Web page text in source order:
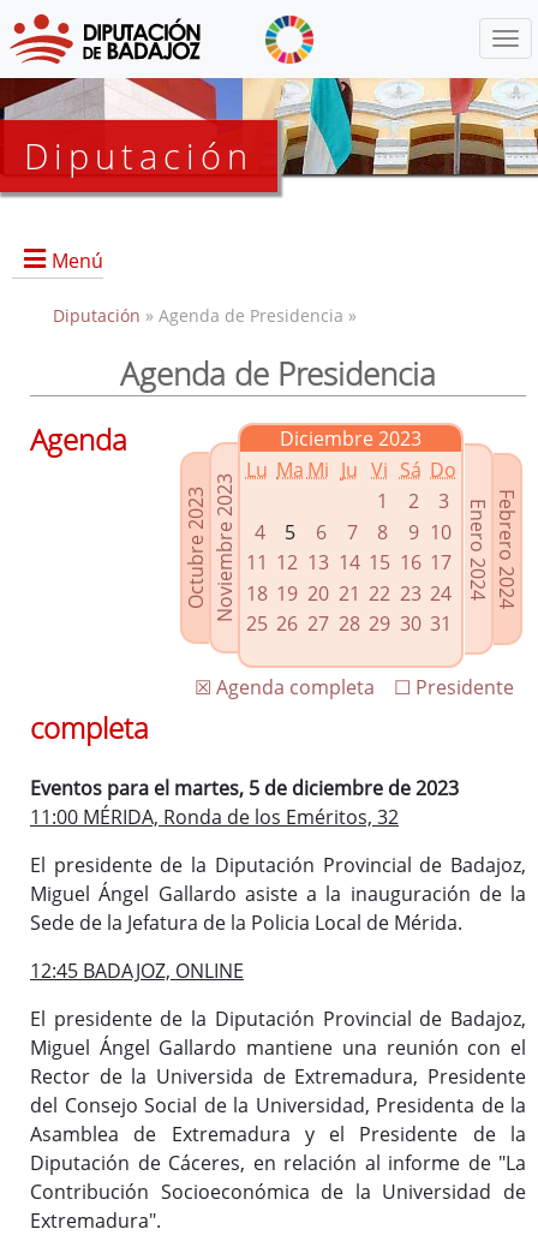
Diputación
Menú
Presidencia
Grupos Políticos
Enlaces relacionados
Agenda de Presidencia
Plenos provinciales y Juntas de gobierno
Oficina de Proyectos Europeos
Diputación » Agenda de Presidencia »
Agenda de Presidencia
Octubre 2023Noviembre 2023
Diciembre 2023
Lu Ma Mi Ju Vi Sá Do
1
2
3
4
5 6 7 8 9 10
11 12 13 14 15 16 17
18 19 20 21 22 23 24
25 26 27 28 29 30 31
Febrero 2024
Enero 2024
☐ Presidente
☒ Agenda completa
Agenda
completa
Eventos para el martes, 5 de diciembre de 2023
11:00 MÉRIDA, Ronda de los Eméritos, 32
El presidente de la Diputación Provincial de Badajoz,
Miguel Ángel Gallardo asiste a la inauguración de la
Sede de la Jefatura de la Policia Local de Mérida.
12:45 BADAJOZ, ONLINE
El presidente de la Diputación Provincial de Badajoz,
Miguel Ángel Gallardo mantiene una reunión con el
Rector de la Universida de Extremadura, Presidente
del Consejo Social de la Universidad, Presidenta de la
Asamblea de Extremadura y el Presidente de la
Diputación de Cáceres, en relación al informe de "La
Contribución Socioeconómica de la Universidad de
Extremadura".